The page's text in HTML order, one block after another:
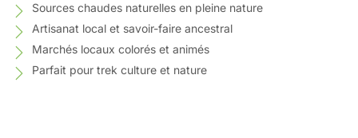
Sources chaudes naturelles en pleine nature
Artisanat local et savoir-faire ancestral
Marchés locaux colorés et animés
Parfait pour trek culture et nature